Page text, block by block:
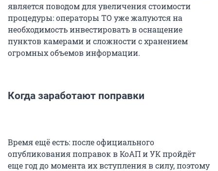
является поводом для увеличения стоимости
процедуры: операторы ТО уже жалуются на
необходимость инвестировать в оснащение
пунктов камерами и сложности с хранением
огромных объемов информации.
Когда заработают поправки
Время ещё есть: после официального
опубликования поправок в КоАП и УК пройдёт
еще год до момента их вступления в силу, поэтому